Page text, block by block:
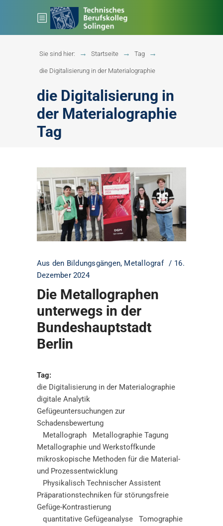
Sie sind hier: Startseite Tag
die Digitalisierung in der Materialographie
die Digitalisierung in
der Materialographie
Tag
Aus den Bildungsgängen, Metallograf
16.
Dezember 2024
Die Metallographen
unterwegs in der
Bundeshauptstadt
Berlin
Tag:
die Digitalisierung in der Materialographie
digitale Analytik
Gefügeuntersuchungen zur
Schadensbewertung
Metallograph
Metallographie Tagung
Metallographie und Werkstoffkunde
mikroskopische Methoden für die Material-
und Prozessentwicklung
Physikalisch Technischer Assistent
Präparationstechniken für störungsfreie
Gefüge-Kontrastierung
quantitative Gefügeanalyse
Tomographie